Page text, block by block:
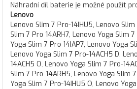
Náhradní díl baterie je možné použít
Lenovo
Lenovo Slim 7 Pro-14IHU5, Lenovo Slim
Slim 7 Pro 14ARH7, Lenovo Yoga Slim 7
Yoga Slim 7 Pro 14IAP7, Lenovo Yoga
Lenovo Yoga Slim 7 Pro-14ACH5 D,
14ACH5 O, Lenovo Yoga Slim 7 Pro-
Slim 7 Pro-14ARH5, Lenovo Yoga Slim
Yoga Slim 7 Pro-14IHU5 O, Lenovo